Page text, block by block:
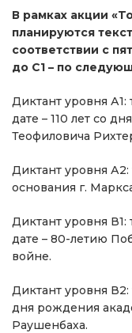
В рамках акции
планируются
соответствии с
до С1 – по
Диктант уровня
дате – 110 лет со
Теофиловича
Диктант уровня
основания г.
Диктант уровня
дате – 80-летию
войне.
Диктант уровня В2:
дня рождения
Раушенбаха.